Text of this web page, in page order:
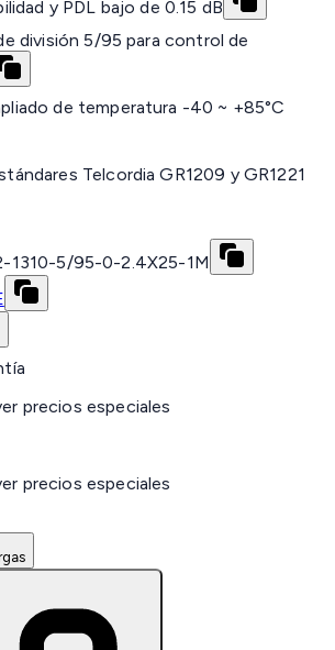
y PDL bajo de 0.15 dB
división 5/95 para control de
de temperatura -40 ~ +85°C
Telcordia GR1209 y GR1221
1310-5/95-0-2.4X25-1M
precios especiales
precios especiales